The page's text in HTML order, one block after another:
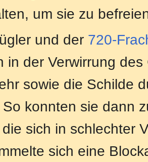
um sie zu
und der 720-
in der Verwirrung
sowie die Schilde
konnten sie dann
sich in schlechter
sich eine